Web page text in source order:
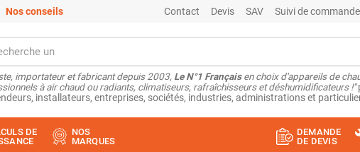
Nos conseils Contact Devis SAV Suivi de commande
importateur et fabricant depuis 2003, Le N°1 Françaisen choix d'appareils de
à air chaud ou radiants, climatiseurs, rafraîchisseurs et déshumidificateurs !"
installateurs, entreprises, sociétés, industries, administrations et
DE
NOS
MARQUES
DEMANDE
DE DEVIS